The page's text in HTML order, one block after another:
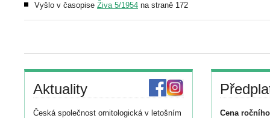
Vyšlo v časopise Živa 5/1954 na straně 172
Aktuality
Česká společnost ornitologická v letošním
Cena